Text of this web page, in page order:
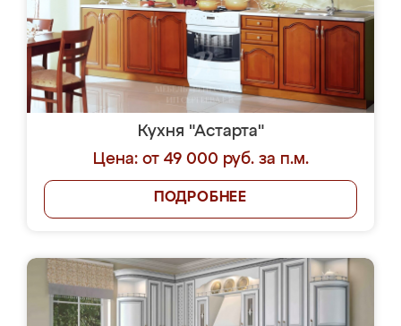
Кухня "Астарта"
Цена: от 49 000 руб. за п.м.
ПОДРОБНЕЕ